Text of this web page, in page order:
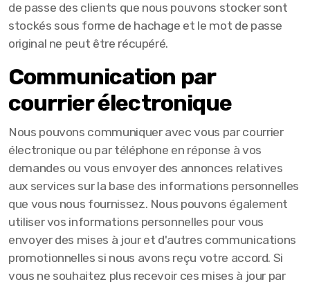
de passe des clients que nous pouvons stocker sont
stockés sous forme de hachage et le mot de passe
original ne peut être récupéré.
Communication par
courrier électronique
Nous pouvons communiquer avec vous par courrier
électronique ou par téléphone en réponse à vos
demandes ou vous envoyer des annonces relatives
aux services sur la base des informations personnelles
que vous nous fournissez. Nous pouvons également
utiliser vos informations personnelles pour vous
envoyer des mises à jour et d'autres communications
promotionnelles si nous avons reçu votre accord. Si
vous ne souhaitez plus recevoir ces mises à jour par